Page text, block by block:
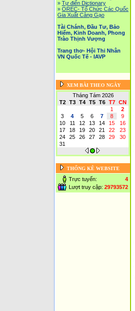
» Tự điển Dictionary
» OREC- Tố Chức Các Quốc
Gia Xuất Cảng Gạo
Tài Chánh, Đầu Tư, Bảo
Hiểm, Kinh Doanh, Phong
Trào Thịnh Vượng
Trang thơ- Hội Thi Nhân
VN Quốc Tế - IAVP
XEM BÀI THEO NGÀY
Tháng Tám 2026
T2
T3 T4 T5 T6 T7
CN
1
2
3
4 5 6 7 8
9
10
11 12 13 14 15
16
17
18 19 20 21 22
23
24
25 26 27 28 29
30
31
THỐNG KÊ WEBSITE
Trực tuyến:
4
Lượt truy cập: 29793572